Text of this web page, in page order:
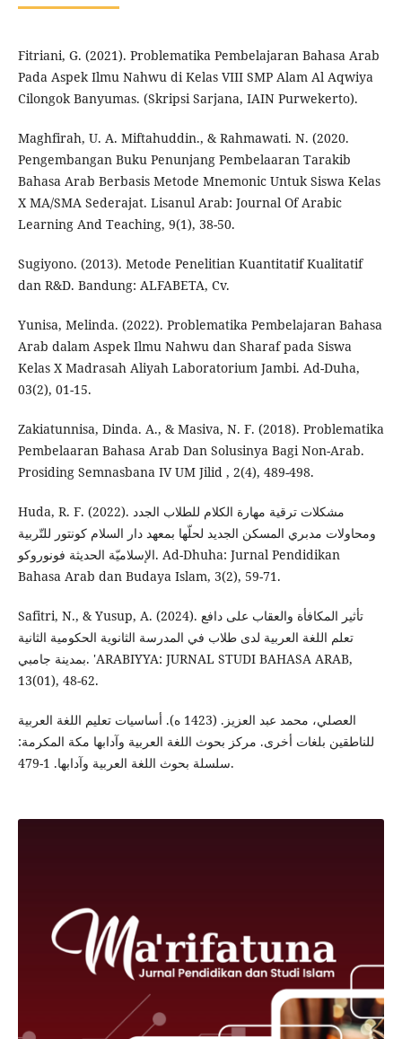
Fitriani, G. (2021). Problematika Pembelajaran Bahasa Arab
Pada Aspek Ilmu Nahwu di Kelas VIII SMP Alam Al Aqwiya
Cilongok Banyumas. (Skripsi Sarjana, IAIN Purwekerto).
Maghfirah, U. A. Miftahuddin., & Rahmawati. N. (2020.
Pengembangan Buku Penunjang Pembelaaran Tarakib
Bahasa Arab Berbasis Metode Mnemonic Untuk Siswa Kelas
X MA/SMA Sederajat. Lisanul Arab: Journal Of Arabic
Learning And Teaching, 9(1), 38-50.
Sugiyono. (2013). Metode Penelitian Kuantitatif Kualitatif
dan R&D. Bandung: ALFABETA, Cv.
Yunisa, Melinda. (2022). Problematika Pembelajaran Bahasa
Arab dalam Aspek Ilmu Nahwu dan Sharaf pada Siswa
Kelas X Madrasah Aliyah Laboratorium Jambi. Ad-Duha,
03(2), 01-15.
Zakiatunnisa, Dinda. A., & Masiva, N. F. (2018). Problematika
Pembelaaran Bahasa Arab Dan Solusinya Bagi Non-Arab.
Prosiding Semnasbana IV UM Jilid , 2(4), 489-498.
Huda, R. F. (2022). مشكلات ترقية مهارة الكلام للطلاب الجدد
ومحاولات مدبري المسكن الجديد لحلّها بمعهد دار السلام كونتور للتّربية
الإسلاميّة الحديثة فونوروكو. Ad-Dhuha: Jurnal Pendidikan
Bahasa Arab dan Budaya Islam, 3(2), 59-71.‎
Safitri, N., & Yusup, A. (2024). تأثير المكافأة والعقاب على دافع
تعلم اللغة العربية لدى طلاب في المدرسة الثانوية الحكومية الثانية
بمدينة جامبي. 'ARABIYYA: JURNAL STUDI BAHASA ARAB,
13(01), 48-62.‎
العصلي، محمد عبد العزيز. (1423 ه). أساسيات تعليم اللغة العربية
للناطقين بلغات أخرى. مركز بحوث اللغة العربية وآدابها مكة المكرمة:
سلسلة بحوث اللغة العربية وآدابها. 1-479.